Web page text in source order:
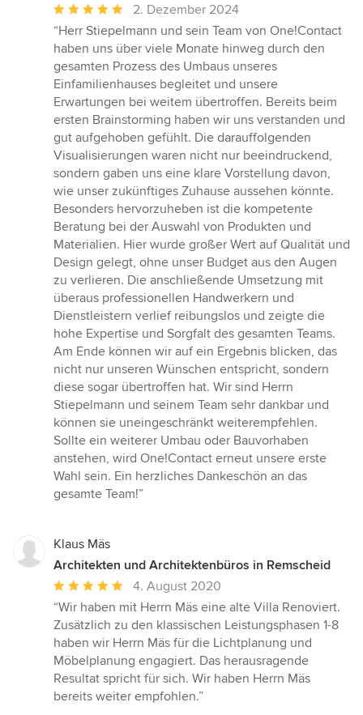
Durchschnittliche
Bewertung:
5
von
5
Sternen
2. Dezember 2024
“Herr Stiepelmann und sein Team von One!Contact
haben uns über viele Monate hinweg durch den
gesamten Prozess des Umbaus unseres
Einfamilienhauses begleitet und unsere
Erwartungen bei weitem übertroffen. Bereits beim
ersten Brainstorming haben wir uns verstanden und
gut aufgehoben gefühlt. Die darauffolgenden
Visualisierungen waren nicht nur beeindruckend,
sondern gaben uns eine klare Vorstellung davon,
wie unser zukünftiges Zuhause aussehen könnte.
Besonders hervorzuheben ist die kompetente
Beratung bei der Auswahl von Produkten und
Materialien. Hier wurde großer Wert auf Qualität und
Design gelegt, ohne unser Budget aus den Augen
zu verlieren. Die anschließende Umsetzung mit
überaus professionellen Handwerkern und
Dienstleistern verlief reibungslos und zeigte die
hohe Expertise und Sorgfalt des gesamten Teams.
Am Ende können wir auf ein Ergebnis blicken, das
nicht nur unseren Wünschen entspricht, sondern
diese sogar übertroffen hat. Wir sind Herrn
Stiepelmann und seinem Team sehr dankbar und
können sie uneingeschränkt weiterempfehlen.
Sollte ein weiterer Umbau oder Bauvorhaben
anstehen, wird One!Contact erneut unsere erste
Wahl sein. Ein herzliches Dankeschön an das
gesamte Team!”
Klaus Mäs
Architekten und Architektenbüros in Remscheid
Durchschnittliche
Bewertung:
5
von
5
Sternen
4. August 2020
“Wir haben mit Herrn Mäs eine alte Villa Renoviert.
Zusätzlich zu den klassischen Leistungsphasen 1-8
haben wir Herrn Mäs für die Lichtplanung und
Möbelplanung engagiert. Das herausragende
Resultat spricht für sich. Wir haben Herrn Mäs
bereits weiter empfohlen.”